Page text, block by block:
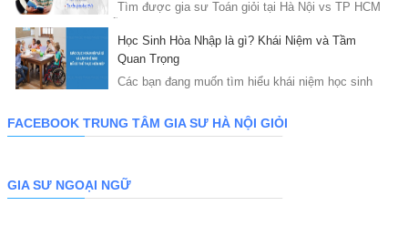
Tìm được gia sư Toán giỏi tại Hà Nội vs TP HCM
là điều không hề dễ khi hiện nay có rất ...
Học Sinh Hòa Nhập là gì? Khái Niệm và Tầm
Quan Trọng
Các bạn đang muốn tìm hiểu khái niệm học sinh
FACEBOOK TRUNG TÂM GIA SƯ HÀ NỘI GIỎI
GIA SƯ NGOẠI NGỮ